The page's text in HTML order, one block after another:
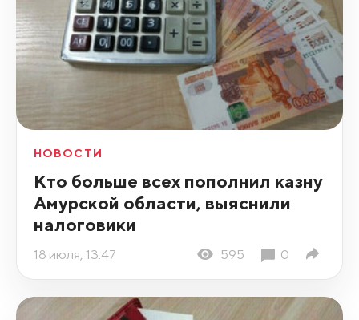
НОВОСТИ
Кто больше всех пополнил казну
Амурской области, выяснили
налоговики
18 июля, 13:47 595 0